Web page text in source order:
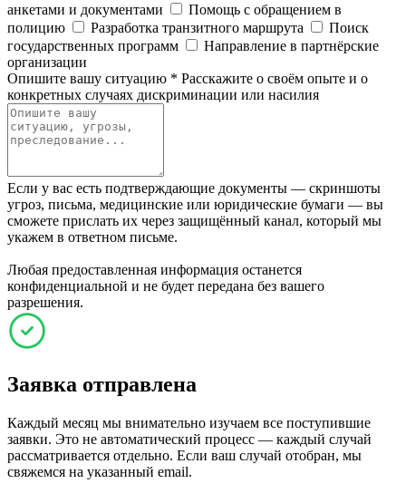
анкетами и документами
Помощь с обращением в
полицию
Разработка транзитного маршрута
Поиск
государственных программ
Направление в партнёрские
организации
Опишите вашу ситуацию * Расскажите о своём опыте и о
конкретных случаях дискриминации или насилия
Если у вас есть подтверждающие документы — скриншоты
угроз, письма, медицинские или юридические бумаги — вы
сможете прислать их через защищённый канал, который мы
укажем в ответном письме.
Любая предоставленная информация останется
конфиденциальной и не будет передана без вашего
разрешения.
Заявка отправлена
Каждый месяц мы внимательно изучаем все поступившие
заявки. Это не автоматический процесс — каждый случай
рассматривается отдельно. Если ваш случай отобран, мы
свяжемся на указанный email.